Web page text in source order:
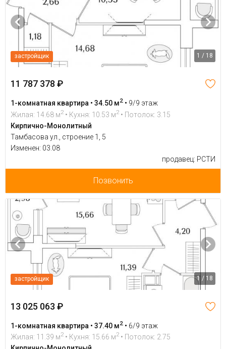
застройщик 1 / 18
11 787 378 ₽
1-комнатная квартира • 34.50 м2 • 9/9 этаж
Жилая: 14.68 м2 • Кухня: 10.53 м2 • Потолок: 3.15
Кирпично-Монолитный
Тамбасова ул., строение 1, 5
Изменен: 03.08
продавец: РСТИ
Позвонить
застройщик 1 / 18
13 025 063 ₽
1-комнатная квартира • 37.40 м2 • 6/9 этаж
Жилая: 11.39 м2 • Кухня: 15.66 м2 • Потолок: 2.75